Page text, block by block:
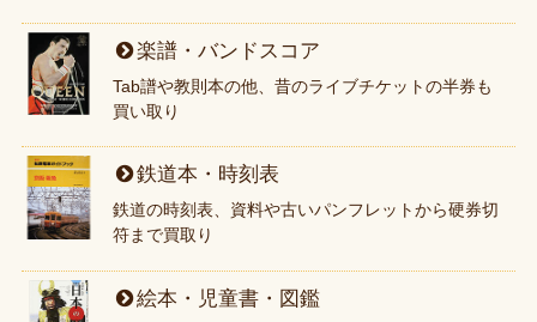
楽譜・バンドスコア
Tab譜や教則本の他、昔のライブチケットの半券も
買い取り
鉄道本・時刻表
鉄道の時刻表、資料や古いパンフレットから硬券切
符まで買取り
絵本・児童書・図鑑